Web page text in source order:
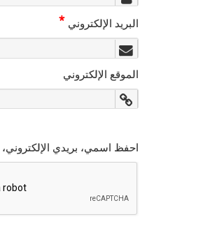
البريد الإلكتروني *
الموقع الإلكتروني
احفظ اسمي، بريدي